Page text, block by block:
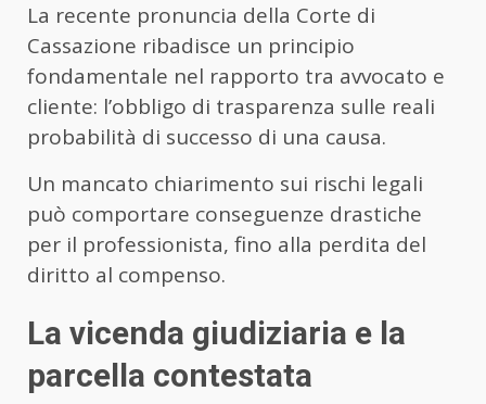
La recente pronuncia della Corte di
Cassazione ribadisce un principio
fondamentale nel rapporto tra avvocato e
cliente: l’obbligo di trasparenza sulle reali
probabilità di successo di una causa.
Un mancato chiarimento sui rischi legali
può comportare conseguenze drastiche
per il professionista, fino alla perdita del
diritto al compenso.
La vicenda giudiziaria e la
parcella contestata